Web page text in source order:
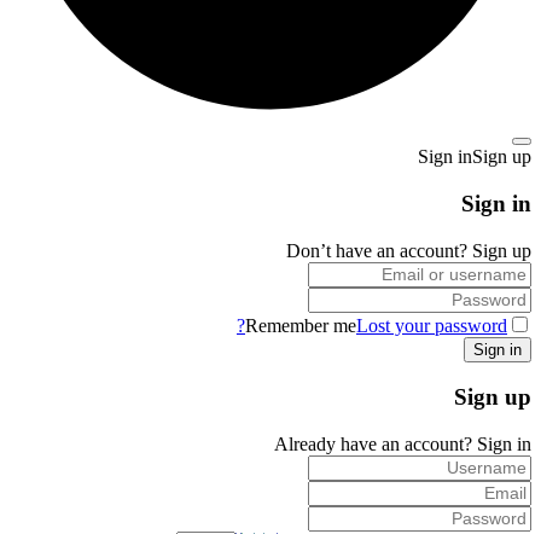
Sign inSign up
Sign in
Don’t have an account? Sign up
Remember meLost your password?
Sign up
Already have an account? Sign in